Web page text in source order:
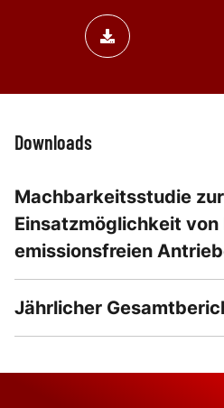
Downloads
Machbarkeitsstudie zur
Einsatzmöglichkeit von
emissionsfreien
Jährlicher